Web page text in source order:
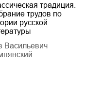
традиция.
трудов по
русской
Васильевич